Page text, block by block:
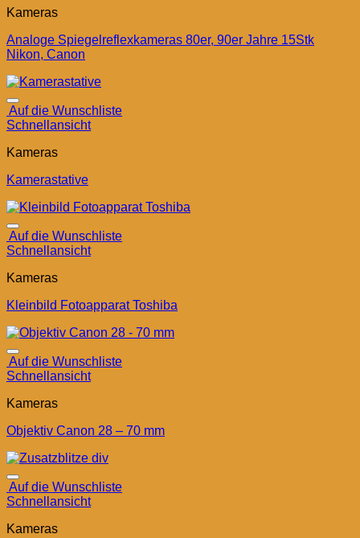
Kameras
Analoge Spiegelreflexkameras 80er, 90er Jahre 15Stk
Nikon, Canon
Auf die Wunschliste
Schnellansicht
Kameras
Kamerastative
Auf die Wunschliste
Schnellansicht
Kameras
Kleinbild Fotoapparat Toshiba
Auf die Wunschliste
Schnellansicht
Kameras
Objektiv Canon 28 – 70 mm
Auf die Wunschliste
Schnellansicht
Kameras